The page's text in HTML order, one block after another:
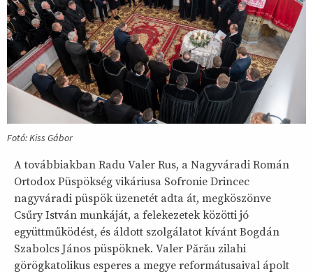
Fotó: Kiss Gábor
A továbbiakban Radu Valer Rus, a Nagyváradi Román
Ortodox Püspökség vikáriusa Sofronie Drincec
nagyváradi püspök üzenetét adta át, megköszönve
Csűry István munkáját, a felekezetek közötti jó
együttműködést, és áldott szolgálatot kívánt Bogdán
Szabolcs János püspöknek. Valer Părău zilahi
görögkatolikus esperes a megye reformátusaival ápolt